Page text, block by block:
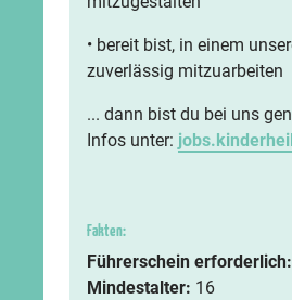
• bereit bist, in einem
zuverlässig mitzuarbeiten
... dann bist du bei uns
Infos unter:
Fakten:
Führerschein erforderlich:
Mindestalter: 16